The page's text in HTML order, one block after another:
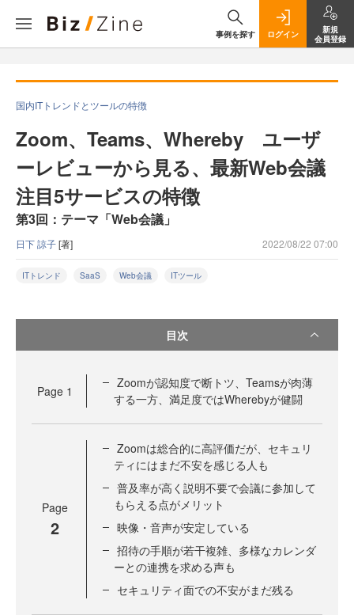
事例を探す ログイン
新規
会員登録
国内ITトレンドとツールの特徴
Zoom、Teams、Whereby ユーザ
ーレビューから見る、最新Web会議
注目5サービスの特徴
第3回：テーマ「Web会議」
日下 諒子[著] 2022/08/22 07:00
ITトレンド SaaS Web会議 ITツール
目次
Page 1
Zoomが認知度で断トツ、Teamsが肉薄
する一方、満足度ではWherebyが健闘
Page
2
Zoomは総合的に高評価だが、セキュリ
ティにはまだ不安を感じる人も
普及率が高く説明不要で会議に参加して
もらえる点がメリット
映像・音声が安定している
招待の手順が若干複雑、多様なカレンダ
ーとの連携を求める声も
セキュリティ面での不安がまだ残る